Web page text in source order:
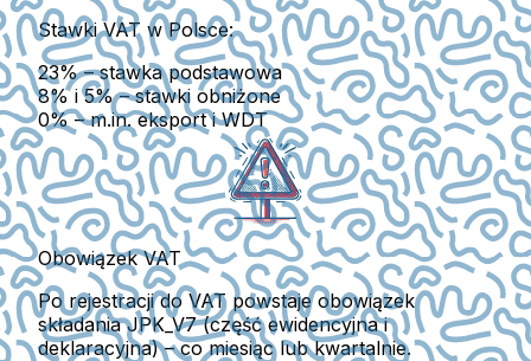
Stawki VAT w Polsce:
23%– stawka podstawowa
8% i 5%– stawki obniżone
0%– m.in. eksport i WDT
Obowiązek VAT
Po rejestracji do VAT powstaje obowiązek
składaniaJPK_V7(część ewidencyjna i
deklaracyjna) – co miesiąc lub kwartalnie.